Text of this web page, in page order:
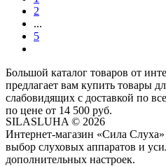
2
...
5
Большой каталог товаров от
предлагает вам купить товары
слабовидящих с доставкой по
по цене от 14 500 руб.
SILASLUHA © 2026
Интернет-магазин «Сила
выбор слуховых аппаратов и
дополнительных настроек.